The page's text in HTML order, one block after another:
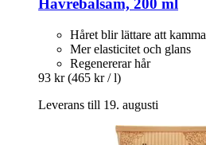
Havrebalsam, 200 ml
Håret blir lättare att kamma
Mer elasticitet och glans
Regenererar hår
93 kr (465 kr / l)
Leverans till 19. augusti